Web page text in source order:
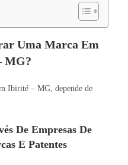
Uma Marca Em
MG?
Ibirité – MG, depende de
De Empresas De
E Patentes